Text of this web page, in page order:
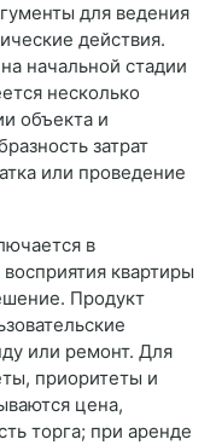
для ведения
действия.
начальной стадии
несколько
объекта и
затрат
или проведение
в
квартиры
Продукт
или ремонт. Для
приоритеты и
цена,
торга; при аренде